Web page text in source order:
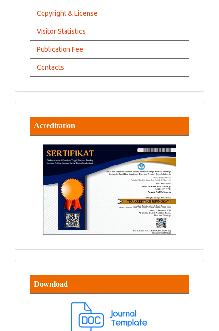
Copyright & License
Visitor Statistics
Publication Fee
Contacts
Acreditation
Download